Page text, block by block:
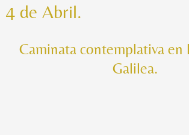
4 de Abril.
Caminata contemplativa en
Galilea.